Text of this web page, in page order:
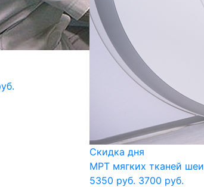
Скидка дня
МРТ мягких тканей шеи
5350 руб. 3700 руб.